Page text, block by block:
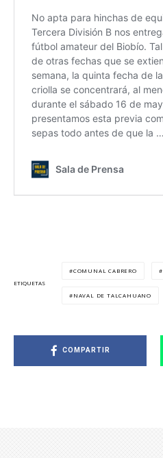
ETIQUETAS
COMUNAL CABRERO
NAVAL DE TALCAHUANO
COMPARTIR